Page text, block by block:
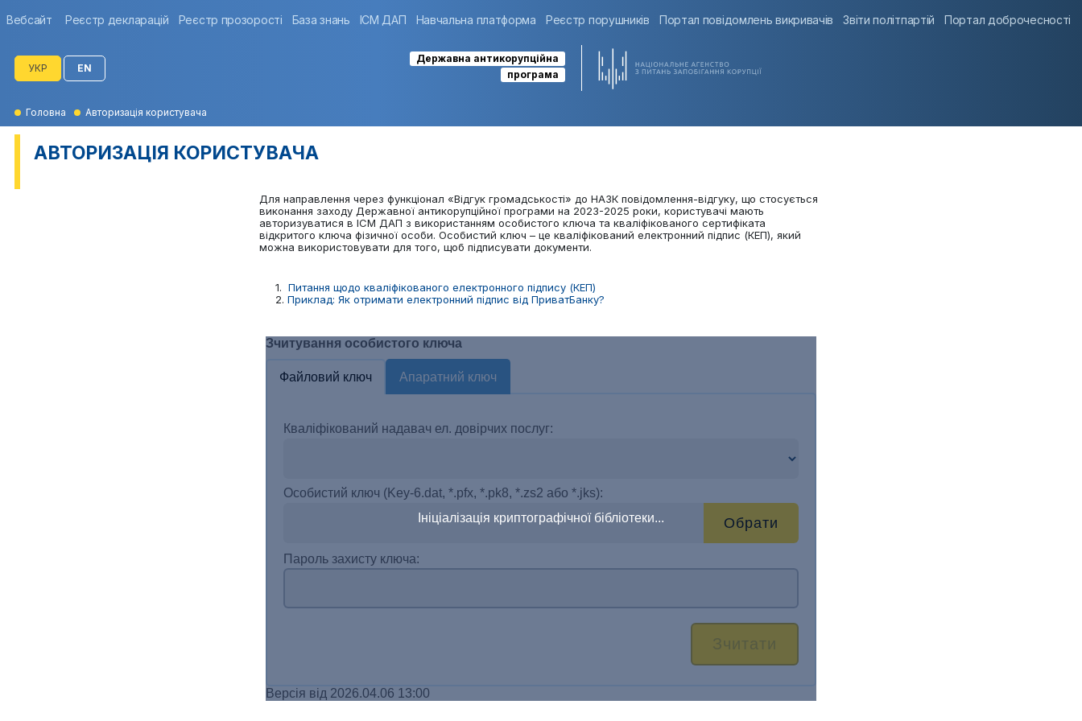
Вебсайт Реєстр декларацій Реєстр прозорості База знань ІСМ ДАП Навчальна платформа Реєстр порушників Портал повідомлень викривачів Звіти політпартій Портал доброчесності
УКР EN
Державна антикорупційна
програма
Головна Авторизація користувача
АВТОРИЗАЦІЯ КОРИСТУВАЧА
Для направлення через функціонал «Відгук громадськості» до НАЗК повідомлення-відгуку, що стосується
виконання заходу Державної антикорупційної програми на 2023-2025 роки, користувачі мають
авторизуватися в ІСМ ДАП з використанням особистого ключа та кваліфікованого сертифіката
відкритого ключа фізичної особи. Особистий ключ – це кваліфікований електронний підпис (КЕП), який
можна використовувати для того, щоб підписувати документи.
1. Питання щодо кваліфікованого електронного підпису (КЕП)
2. Приклад: Як отримати електронний підпис від ПриватБанку?